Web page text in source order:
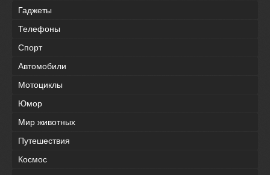
Гаджеты
Телефоны
Спорт
Автомобили
Мотоциклы
Юмор
Мир животных
Путешествия
Космос